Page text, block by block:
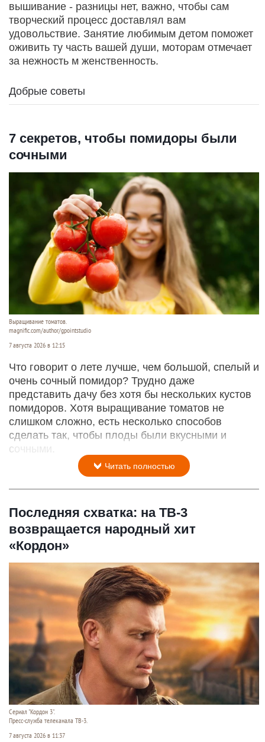
вышивание - разницы нет, важно, чтобы сам
творческий процесс доставлял вам
удовольствие. Занятие любимым детом поможет
оживить ту часть вашей души, моторам отмечает
за нежность м женственность.
Добрые советы
7 секретов, чтобы помидоры были
сочными
Выращивание томатов.
magnific.com/author/gpointstudio
7 августа 2026 в 12:15
Что говорит о лете лучше, чем большой, спелый и
очень сочный помидор? Трудно даже
представить дачу без хотя бы нескольких кустов
помидоров. Хотя выращивание томатов не
слишком сложно, есть несколько способов
сделать так, чтобы плоды были вкусными и
сочными.
Читать полностью
Последняя схватка: на ТВ-3
возвращается народный хит
«Кордон»
Сериал "Кордон 3".
Пресс-служба телеканала ТВ-3.
7 августа 2026 в 11:37